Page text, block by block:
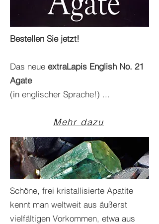
Bestellen Sie jetzt!
Das neue extraLapis English No. 21
Agate
(in englischer Sprache!) ...
Mehr dazu
Schöne, frei kristallisierte Apatite
kennt man weltweit aus äußerst
vielfältigen Vorkommen, etwa aus